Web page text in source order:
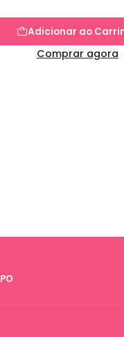
Adicionar ao
Comprar agora